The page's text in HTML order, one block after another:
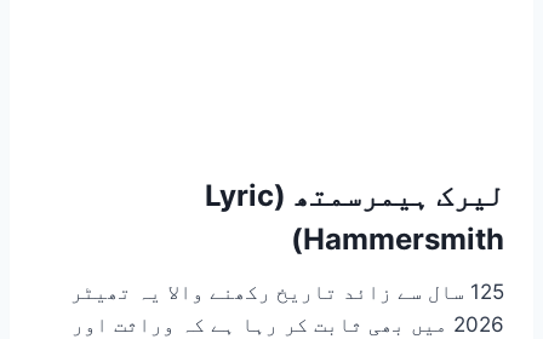
لیرک ہیمرسمتھ (Lyric
Hammersmith)
125 سال سے زائد تاریخ رکھنے والا یہ تھیٹر
2026 میں بھی ثابت کر رہا ہے کہ وراثت اور